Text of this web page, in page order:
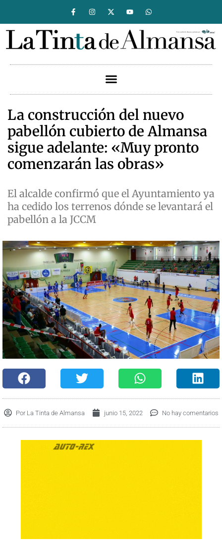
La construcción del nuevo
pabellón cubierto de Almansa
sigue adelante: «Muy pronto
comenzarán las obras»
El alcalde confirmó que el Ayuntamiento ya
ha cedido los terrenos dónde se levantará el
pabellón a la JCCM
PorLa Tinta de Almansa junio 15, 2022 No hay comentarios